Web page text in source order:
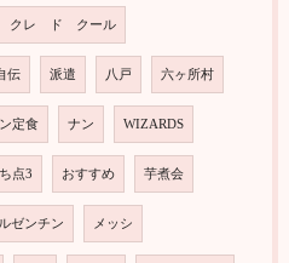
クレ ド クール
伝 派遣 八戸 六ヶ所村
定食 ナン WIZARDS
点3 おすすめ 芋煮会
ゼンチン メッシ